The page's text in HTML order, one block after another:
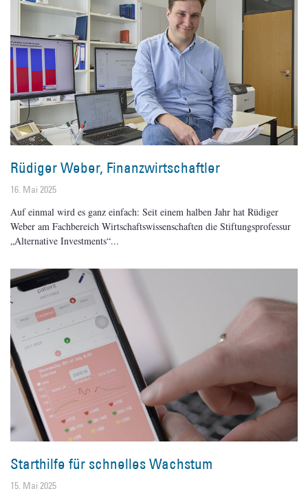
Rüdiger Weber, Finanzwirtschaftler
16. Mai 2025
Auf einmal wird es ganz einfach: Seit einem halben Jahr hat Rüdiger
Weber am Fachbereich Wirtschaftswissenschaften die Stiftungsprofessur
„Alternative Investments“
Starthilfe für schnelles Wachstum
15. Mai 2025